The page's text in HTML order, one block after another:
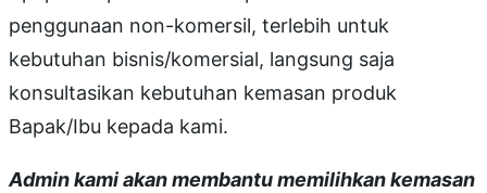
penggunaan non-komersil, terlebih untuk
kebutuhan bisnis/komersial, langsung saja
konsultasikan kebutuhan kemasan produk
Bapak/Ibu kepada kami.
Admin kami akan membantu memilihkan kemasan